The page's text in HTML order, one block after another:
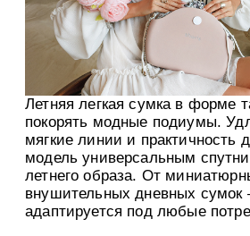
Летняя легкая сумка в форме
покорять модные подиумы.
мягкие линии и практичность
модель универсальным
летнего образа. От
внушительных дневных сумок
адаптируется под любые